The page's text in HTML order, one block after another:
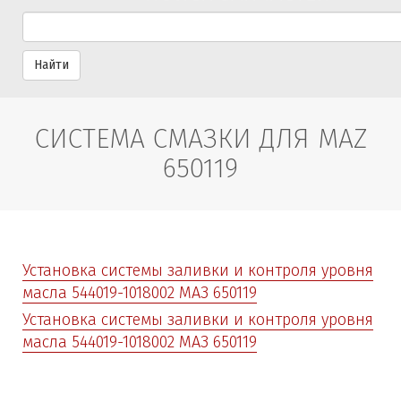
Найти
СИСТЕМА СМАЗКИ ДЛЯ MAZ
650119
Установка системы заливки и контроля уровня
масла 544019-1018002 МАЗ 650119
Установка системы заливки и контроля уровня
масла 544019-1018002 МАЗ 650119